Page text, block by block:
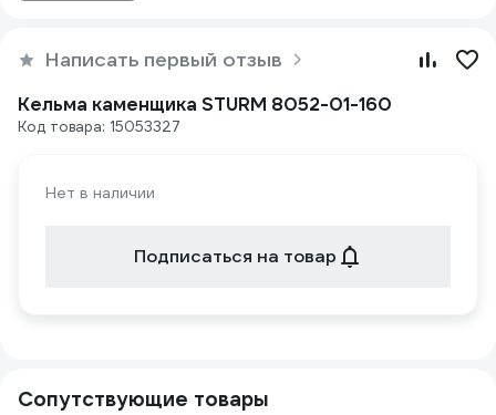
Написать первый отзыв
Кельма каменщика STURM 8052-01-160
Код товара: 15053327
Нет в наличии
Подписаться на товар
Сопутствующие товары